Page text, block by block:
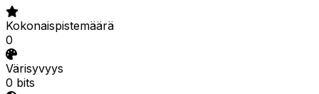
Kokonaispistemäärä
0
Värisyvyys
0 bits